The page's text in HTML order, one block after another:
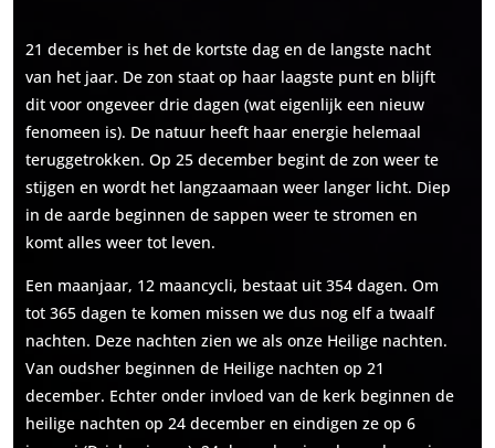
21 december is het de kortste dag en de langste nacht
van het jaar. De zon staat op haar laagste punt en blijft
dit voor ongeveer drie dagen (wat eigenlijk een nieuw
fenomeen is). De natuur heeft haar energie helemaal
teruggetrokken. Op 25 december begint de zon weer te
stijgen en wordt het langzaamaan weer langer licht. Diep
in de aarde beginnen de sappen weer te stromen en
komt alles weer tot leven.
Een maanjaar, 12 maancycli, bestaat uit 354 dagen. Om
tot 365 dagen te komen missen we dus nog elf a twaalf
nachten. Deze nachten zien we als onze Heilige nachten.
Van oudsher beginnen de Heilige nachten op 21
december. Echter onder invloed van de kerk beginnen de
heilige nachten op 24 december en eindigen ze op 6